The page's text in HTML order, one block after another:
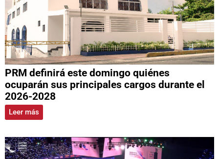
PRM definirá este domingo quiénes
ocuparán sus principales cargos durante el
2026-2028
Leer más